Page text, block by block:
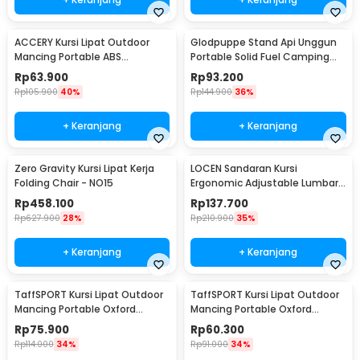
ACCERY Kursi Lipat Outdoor
Mancing Portable ABS
Telescopic Chair - NDS66
Rp63.900
Rp105.900 40%
+ Keranjang
Glodpuppe Stand Api Unggun
Portable Solid Fuel Camping
Tool - EZ203
Rp93.200
Rp144.900 36%
+ Keranjang
Zero Gravity Kursi Lipat Kerja
Folding Chair - NO15
Rp458.100
Rp627.900 28%
+ Keranjang
LOCEN Sandaran Kursi
Ergonomic Adjustable Lumbar
Back Support - TY3120
Rp137.700
Rp210.900 35%
+ Keranjang
TaffSPORT Kursi Lipat Outdoor
Mancing Portable Oxford
Folding Chair L 38x38x65cm -
AAN147
Rp75.900
Rp114.000 34%
TaffSPORT Kursi Lipat Outdoor
Mancing Portable Oxford
Folding Chair S 33x33x53cm -
AAN147
Rp60.300
Rp91.000 34%